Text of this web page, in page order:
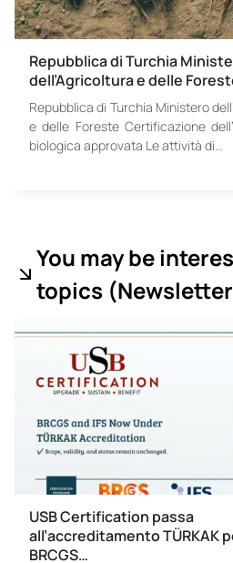
Repubblica di Turchia
dell’Agricoltura e delle
Repubblica di Turchia Ministero
e delle Foreste Certificazione
biologica approvata Le attività di…
You may be
topics (
USB Certification passa
all’accreditamento TÜRKAK
BRCGS…